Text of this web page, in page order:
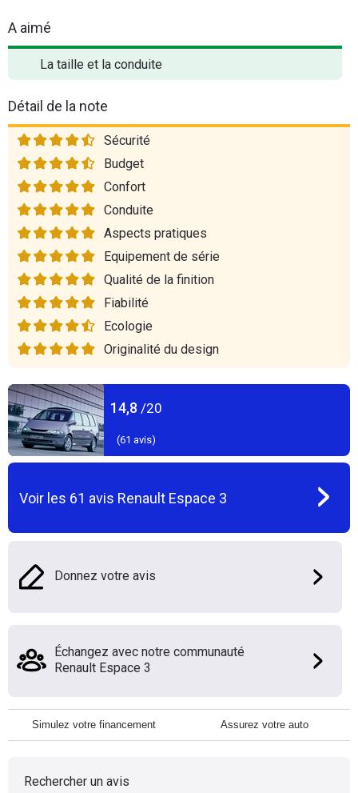
A aimé
La taille et la conduite
Détail de la note
Sécurité
Budget
Confort
Conduite
Aspects pratiques
Equipement de série
Qualité de la finition
Fiabilité
Ecologie
Originalité du design
14,8 /20
(61 avis)
Voir les 61 avis Renault Espace 3
Donnez votre avis
Échangez avec notre communauté
Renault Espace 3
Simulez votre financement Assurez votre auto
Rechercher un avis